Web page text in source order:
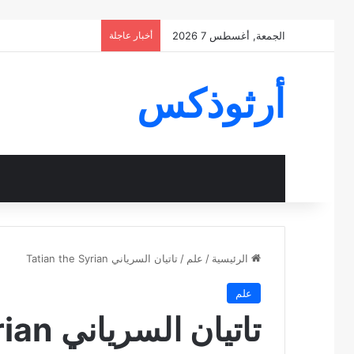
الجمعة, أغسطس 7 2026 أخبار عاجلة
أرثوذكس
الرئيسية / علم / تاتيان السرياني Tatian the Syrian
علم
تاتيان السرياني Tatian the Syrian